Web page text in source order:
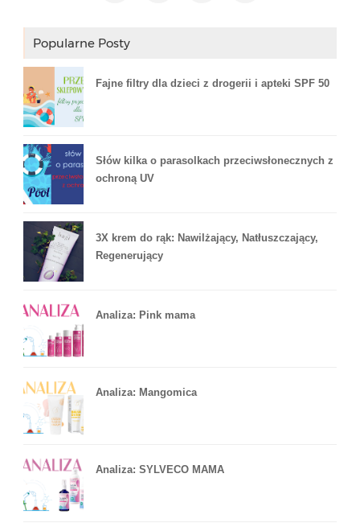
Popularne Posty
Fajne filtry dla dzieci z drogerii i apteki SPF 50
Słów kilka o parasolkach przeciwsłonecznych z
ochroną UV
3X krem do rąk: Nawilżający, Natłuszczający,
Regenerujący
Analiza: Pink mama
Analiza: Mangomica
Analiza: SYLVECO MAMA